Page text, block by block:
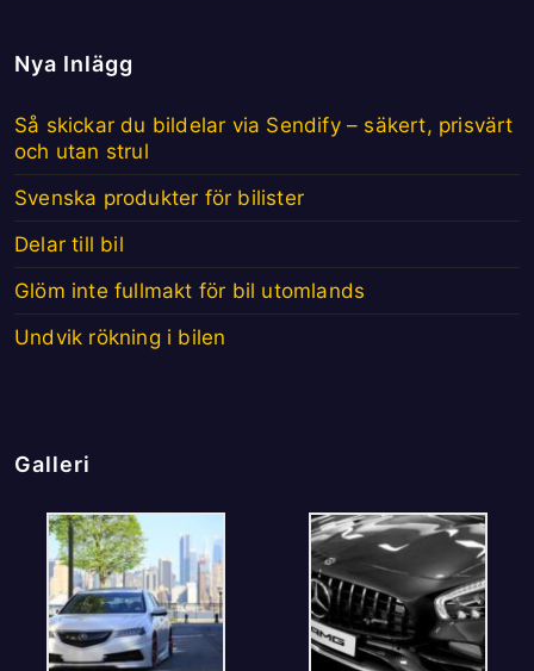
Nya Inlägg
Så skickar du bildelar via Sendify – säkert, prisvärt
och utan strul
Svenska produkter för bilister
Delar till bil
Glöm inte fullmakt för bil utomlands
Undvik rökning i bilen
Galleri